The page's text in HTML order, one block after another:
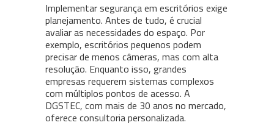
Implementar segurança em escritórios exige
planejamento. Antes de tudo, é crucial
avaliar as necessidades do espaço. Por
exemplo, escritórios pequenos podem
precisar de menos câmeras, mas com alta
resolução. Enquanto isso, grandes
empresas requerem sistemas complexos
com múltiplos pontos de acesso. A
DGSTEC, com mais de 30 anos no mercado,
oferece consultoria personalizada.